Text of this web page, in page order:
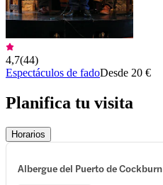
4,7(44)
Espectáculos de fadoDesde 20 €
Planifica tu visita
Horarios
Albergue del Puerto de Cockburn